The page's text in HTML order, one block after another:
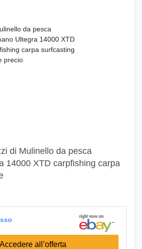
di Mulinello da pesca
14000 XTD carpfishing carpa
Accedere all’offerta